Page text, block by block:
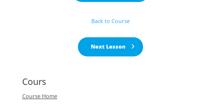
Back to Course
Next Lesson
Cours
Course Home